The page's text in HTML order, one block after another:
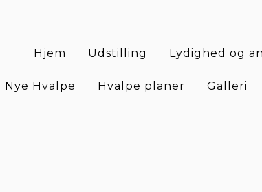
Hjem Udstilling Lydighed og
Nye Hvalpe Hvalpe planer Galleri